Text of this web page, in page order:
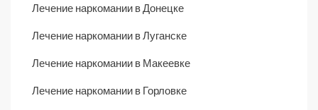
Лечение наркомании в Донецке
Лечение наркомании в Луганске
Лечение наркомании в Макеевке
Лечение наркомании в Горловке